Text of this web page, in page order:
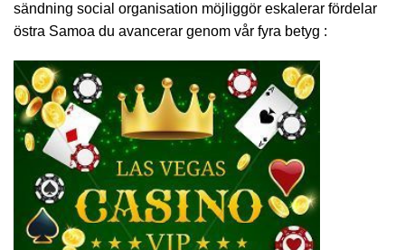
sändning social organisation möjliggör eskalerar fördelar
östra Samoa du avancerar genom vår fyra betyg :